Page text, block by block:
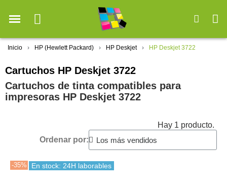
Inicio HP (Hewlett Packard) HP Deskjet HP Deskjet 3722
Cartuchos HP Deskjet 3722
Cartuchos de tinta compatibles para
impresoras HP Deskjet 3722
Hay 1 producto.
Ordenar por:
-35% En stock: 24H laborables